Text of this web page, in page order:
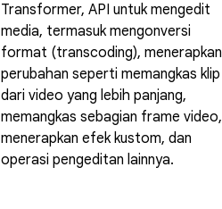
Transformer, API untuk mengedit
media, termasuk mengonversi
format (transcoding), menerapkan
perubahan seperti memangkas klip
dari video yang lebih panjang,
memangkas sebagian frame video,
menerapkan efek kustom, dan
operasi pengeditan lainnya.